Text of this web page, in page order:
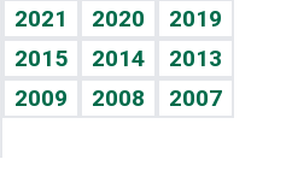
2021 2020
2019
2015 2014
2013
2009 2008
2007